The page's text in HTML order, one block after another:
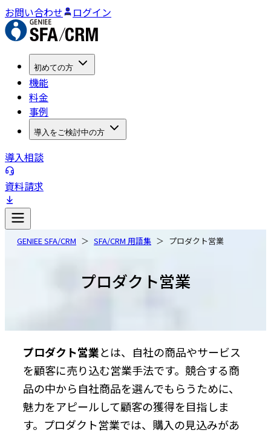
お問い合わせ ログイン
初めての方
機能
料金
事例
導入をご検討中の方
導入相談
資料請求
GENIEE SFA/CRM SFA/CRM 用語集 プロダクト営業
プロダクト営業
プロダクト営業とは、自社の商品やサービス
を顧客に売り込む営業手法です。競合する商
品の中から自社商品を選んでもらうために、
魅力をアピールして顧客の獲得を目指しま
す。プロダクト営業では、購入の見込みがあ